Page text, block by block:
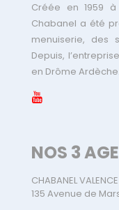
Créée en 1959 à
Chabanel a été
menuiserie, des
Depuis,
en Drôme Ardèche.
NOS 3
CHABANEL VALENCE
135 Avenue de